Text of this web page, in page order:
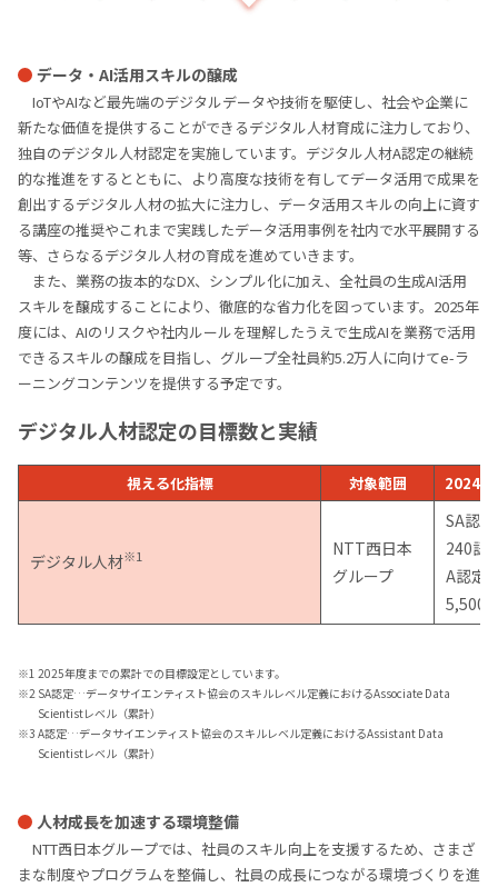
データ・AI活用スキルの醸成
IoTやAIなど最先端のデジタルデータや技術を駆使し、社会や企業に
新たな価値を提供することができるデジタル人材育成に注力しており、
独自のデジタル人材認定を実施しています。デジタル人材A認定の継続
的な推進をするとともに、より高度な技術を有してデータ活用で成果を
創出するデジタル人材の拡大に注力し、データ活用スキルの向上に資す
る講座の推奨やこれまで実践したデータ活用事例を社内で水平展開する
等、さらなるデジタル人材の育成を進めていきます。
また、業務の抜本的なDX、シンプル化に加え、全社員の生成AI活用
スキルを醸成することにより、徹底的な省力化を図っています。2025年
度には、AIのリスクや社内ルールを理解したうえで生成AIを業務で活用
できるスキルの醸成を目指し、グループ全社員約5.2万人に向けてe-ラ
ーニングコンテンツを提供する予定です。
デジタル人材認定の目標数と実績
視える化指標 対象範囲 2024年
デジタル人材※1
NTT西日本
グループ
SA認定
240認
A認定
5,500
※1 2025年度までの累計での目標設定としています。
※2 SA認定…データサイエンティスト協会のスキルレベル定義におけるAssociate Data
Scientistレベル（累計）
※3 A認定…データサイエンティスト協会のスキルレベル定義におけるAssistant Data
Scientistレベル（累計）
人材成長を加速する環境整備
NTT西日本グループでは、社員のスキル向上を支援するため、さまざ
まな制度やプログラムを整備し、社員の成長につながる環境づくりを進